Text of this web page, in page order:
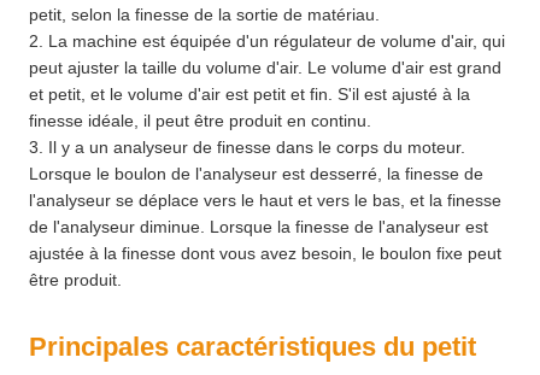
petit, selon la finesse de la sortie de matériau.
2. La machine est équipée d'un régulateur de volume d'air, qui
peut ajuster la taille du volume d'air. Le volume d'air est grand
et petit, et le volume d'air est petit et fin. S'il est ajusté à la
finesse idéale, il peut être produit en continu.
3. Il y a un analyseur de finesse dans le corps du moteur.
Lorsque le boulon de l'analyseur est desserré, la finesse de
l'analyseur se déplace vers le haut et vers le bas, et la finesse
de l'analyseur diminue. Lorsque la finesse de l'analyseur est
ajustée à la finesse dont vous avez besoin, le boulon fixe peut
être produit.
Principales caractéristiques du petit